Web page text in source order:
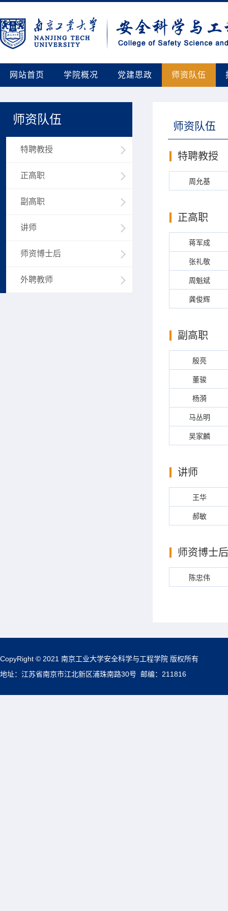
网站首页 学院概况 党建思政 师资队伍
师资队伍
特聘教授
正高职
副高职
讲师
师资博士后
外聘教师
师资队伍
特聘教授
周允基
正高职
蒋军成
张礼敬
周魁斌
龚俊辉
副高职
殷亮
董骏
杨漪
马丛明
吴家麟
讲师
王华
郝敏
师资博士后
陈忠伟
CopyRight © 2021 南京工业大学安全科学与工程学院 版权所有
地址：江苏省南京市江北新区浦珠南路30号 邮编：211816